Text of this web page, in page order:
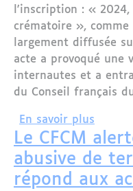
l'inscription : «
crématoire »,
largement diffusée
acte a provoqué une
internautes et a
du Conseil français
En savoir plus
Le CFCM
abusive de
répond aux